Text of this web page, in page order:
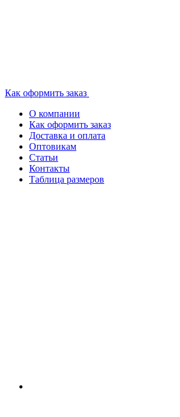
Как оформить заказ
О компании
Как оформить заказ
Доставка и оплата
Оптовикам
Статьи
Контакты
Таблица размеров